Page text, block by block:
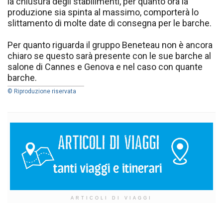
produzione sia spinta al massimo, comporterà lo
slittamento di molte date di consegna per le barche.
Per quanto riguarda il gruppo Beneteau non è ancora
chiaro se questo sarà presente con le sue barche al
salone di Cannes e Genova e nel caso con quante
barche.
© Riproduzione riservata
ARTICOLI DI VIAGGI